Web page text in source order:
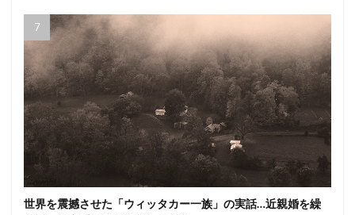
世界を震撼させた「ウィッタカー一族」の実話…近親婚を繰